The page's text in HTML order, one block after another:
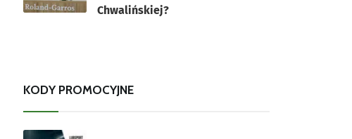
Chwalińskiej?
KODY PROMOCYJNE